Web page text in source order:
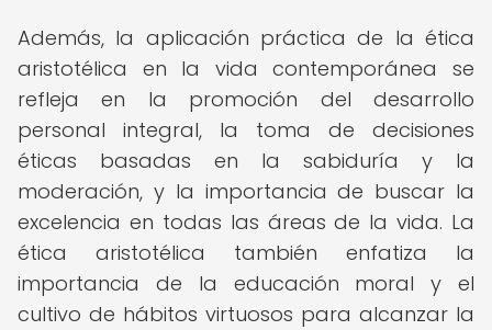
Además, la aplicación práctica de la ética
aristotélica en la vida contemporánea se
refleja en la promoción del desarrollo
personal integral, la toma de decisiones
éticas basadas en la sabiduría y la
moderación, y la importancia de buscar la
excelencia en todas las áreas de la vida. La
ética aristotélica también enfatiza la
importancia de la educación moral y el
cultivo de hábitos virtuosos para alcanzar la